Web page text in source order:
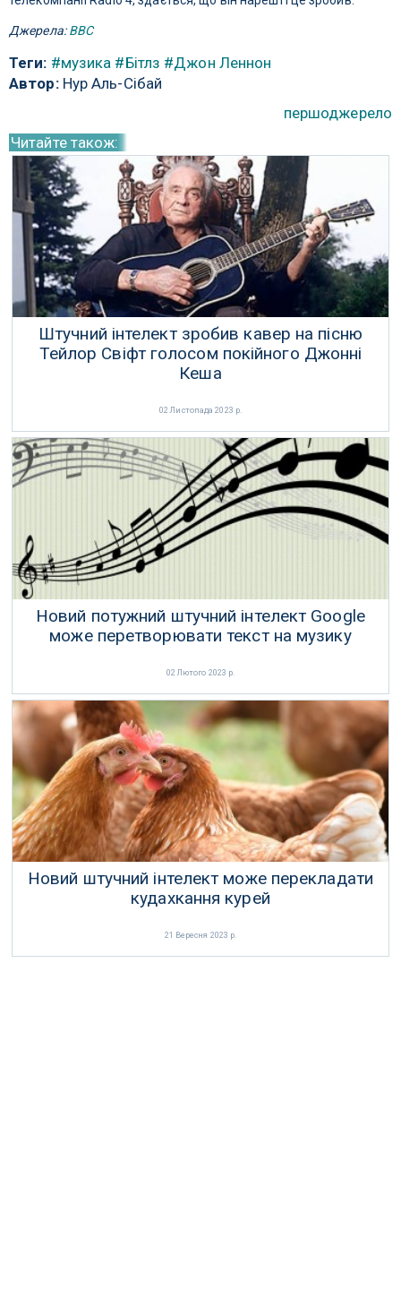
Джерела:BBC
Теги: #музика #Бітлз #Джон Леннон
Автор:Нур Аль-Сібай
першоджерело
Читайте також:
Штучний інтелект зробив кавер на пісню
Тейлор Свіфт голосом покійного Джонні
Кеша
02 Листопада 2023 р.
Новий потужний штучний інтелект Google
може перетворювати текст на музику
02 Лютого 2023 р.
Новий штучний інтелект може перекладати
кудахкання курей
21 Вересня 2023 р.